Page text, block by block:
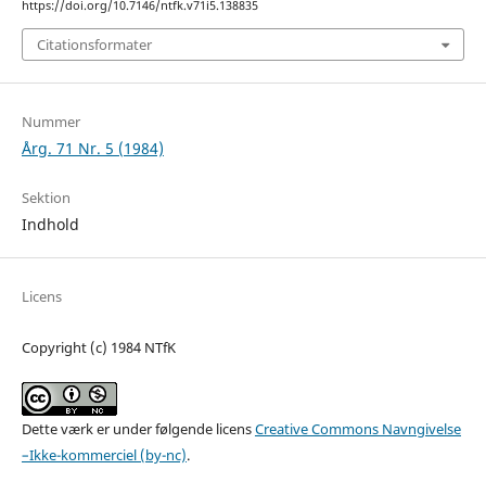
https://doi.org/10.7146/ntfk.v71i5.138835
Citationsformater
Nummer
Årg. 71 Nr. 5 (1984)
Sektion
Indhold
Licens
Copyright (c) 1984 NTfK
Dette værk er under følgende licensCreative Commons Navngivelse
–Ikke-kommerciel (by-nc).